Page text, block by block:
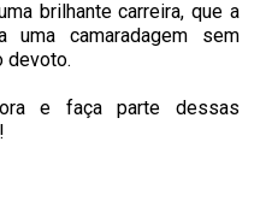
brilhante carreira, que a
uma camaradagem sem
devoto.
e faça parte dessas